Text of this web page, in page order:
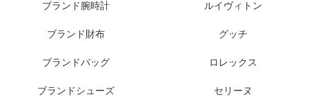
ブランド腕時計
ブランド財布
ブランドバッグ
ブランドシューズ
ルイヴィトン
グッチ
ロレックス
セリーヌ